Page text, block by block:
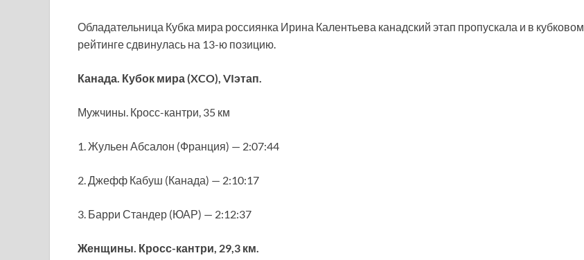
Обладательница Кубка мира россиянка Ирина Калентьева канадский этап пропускала и в кубковом
рейтинге сдвинулась на 13-ю позицию.
Канада. Кубок мира (XCO), VIэтап.
Мужчины. Кросс-кантри, 35 км
1. Жульен Абсалон (Франция) — 2:07:44
2. Джефф Кабуш (Канада) — 2:10:17
3. Барри Стандер (ЮАР) — 2:12:37
Женщины. Кросс-кантри, 29,3 км.